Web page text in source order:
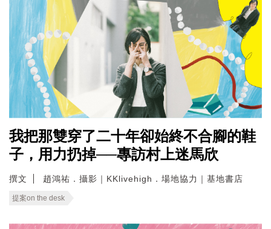
我把那雙穿了二十年卻始終不合腳的鞋
子，用力扔掉──專訪村上迷馬欣
撰文 趙鴻祐．攝影｜KKlivehigh．場地協力｜基地書店
提案on the desk